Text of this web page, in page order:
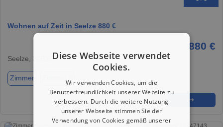
Wohnen auf Zeit in Seelze 880 €
880 €
Seelze, 30926
Zimmer
★ ➦ ➜
Diese Webseite verwendet
Cookies.
Wir verwenden Cookies, um die
Benutzerfreundlichkeit unserer Website zu
verbessern. Durch die weitere Nutzung
unserer Webseite stimmen Sie der
Verwendung von Cookies gemäß unserer